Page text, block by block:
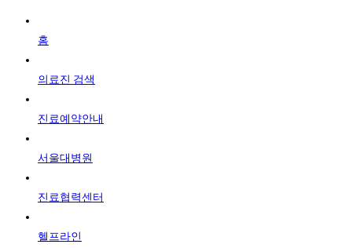
홈
의료진 검색
진료예약안내
서울대병원
진료협력센터
헬프라인